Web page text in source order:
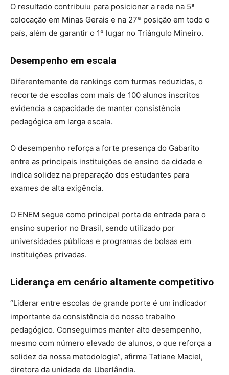
O resultado contribuiu para posicionar a rede na 5ª
colocação em Minas Gerais e na 27ª posição em todo o
país, além de garantir o 1º lugar no Triângulo Mineiro.
Desempenho em escala
Diferentemente de rankings com turmas reduzidas, o
recorte de escolas com mais de 100 alunos inscritos
evidencia a capacidade de manter consistência
pedagógica em larga escala.
O desempenho reforça a forte presença do Gabarito
entre as principais instituições de ensino da cidade e
indica solidez na preparação dos estudantes para
exames de alta exigência.
O ENEM segue como principal porta de entrada para o
ensino superior no Brasil, sendo utilizado por
universidades públicas e programas de bolsas em
instituições privadas.
Liderança em cenário altamente competitivo
“Liderar entre escolas de grande porte é um indicador
importante da consistência do nosso trabalho
pedagógico. Conseguimos manter alto desempenho,
mesmo com número elevado de alunos, o que reforça a
solidez da nossa metodologia”, afirma Tatiane Maciel,
diretora da unidade de Uberlândia.